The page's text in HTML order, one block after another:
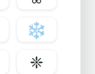
❄
❈